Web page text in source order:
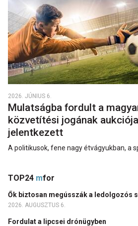
2026. JÚNIUS 6.
Mulatságba fordult a
közvetítési jogának
jelentkezett
A politikusok, fene nagy étvágyukban, a
TOP24 mfor
Ők biztosan megússzák a ledolgozós
2026. AUGUSZTUS 6.
Fordulat a lipcsei drónügyben